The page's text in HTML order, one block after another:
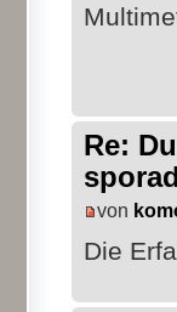
Re:
von
Die